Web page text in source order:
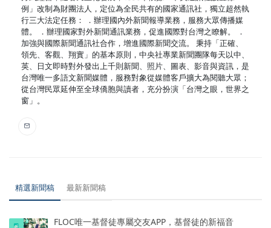
例」改制為財團法人，定位為全民共有的國家通訊社，獨立超然執
行三大法定任務： ．辦理國內外新聞報導業務，服務大眾傳播媒
體。 ．辦理國家對外新聞通訊業務，促進國際對台灣之瞭解。 ．
加強與國際新聞通訊社合作，增進國際新聞交流。 秉持「正確、
領先、客觀、翔實」的基本原則，中央社專業新聞團隊每天以中、
英、日文即時對外發出上千則新聞、照片、圖表、影音與資訊，是
台灣唯一多語文新聞媒體，服務對象從媒體客戶擴大為閱聽大眾；
從台灣民眾延伸至全球僑胞與讀者，充分扮演「台灣之眼，世界之
窗」。
精選新聞稿 最新新聞稿
FLOC唯一基督徒專屬交友APP，基督徒的新福音